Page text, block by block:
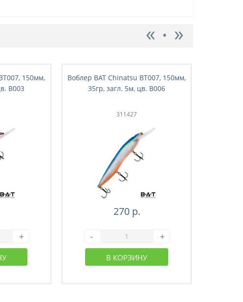
150мм,
B003
+
Воблер BAT Chinatsu BT007, 150мм,
35гр, загл. 5м, цв. B006
311427
270 р.
- +
В КОРЗИНУ